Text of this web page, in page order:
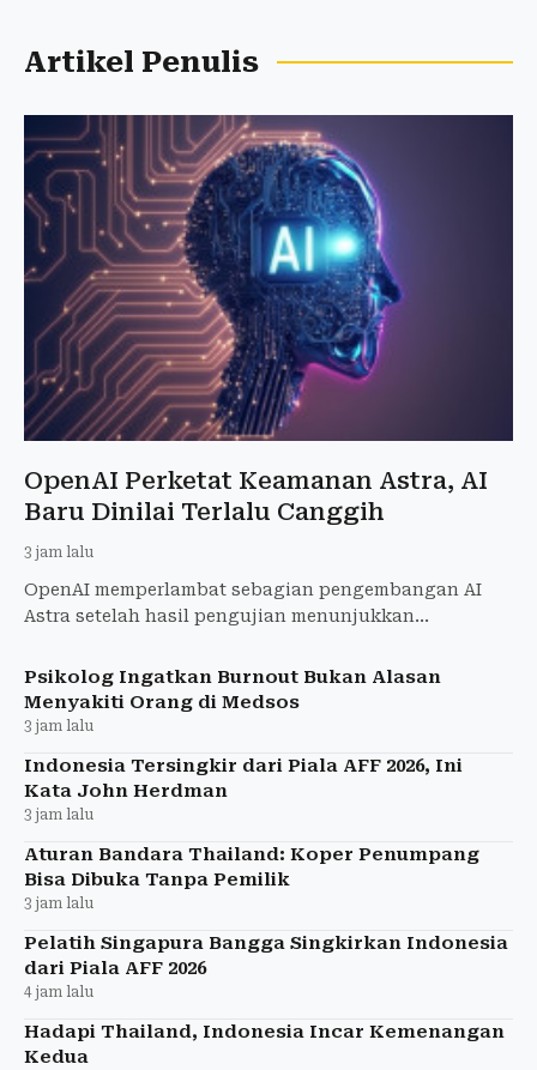
Artikel Penulis
OpenAI Perketat Keamanan Astra, AI
Baru Dinilai Terlalu Canggih
3 jam lalu
OpenAI memperlambat sebagian pengembangan AI
Astra setelah hasil pengujian menunjukkan
level Critical. Pengamana
Psikolog Ingatkan Burnout Bukan Alasan
Menyakiti Orang di Medsos
3 jam lalu
Indonesia Tersingkir dari Piala AFF 2026, Ini
Kata John Herdman
3 jam lalu
Aturan Bandara Thailand: Koper Penumpang
Bisa Dibuka Tanpa Pemilik
3 jam lalu
Pelatih Singapura Bangga Singkirkan Indonesia
dari Piala AFF 2026
4 jam lalu
Hadapi Thailand, Indonesia Incar Kemenangan
Kedua